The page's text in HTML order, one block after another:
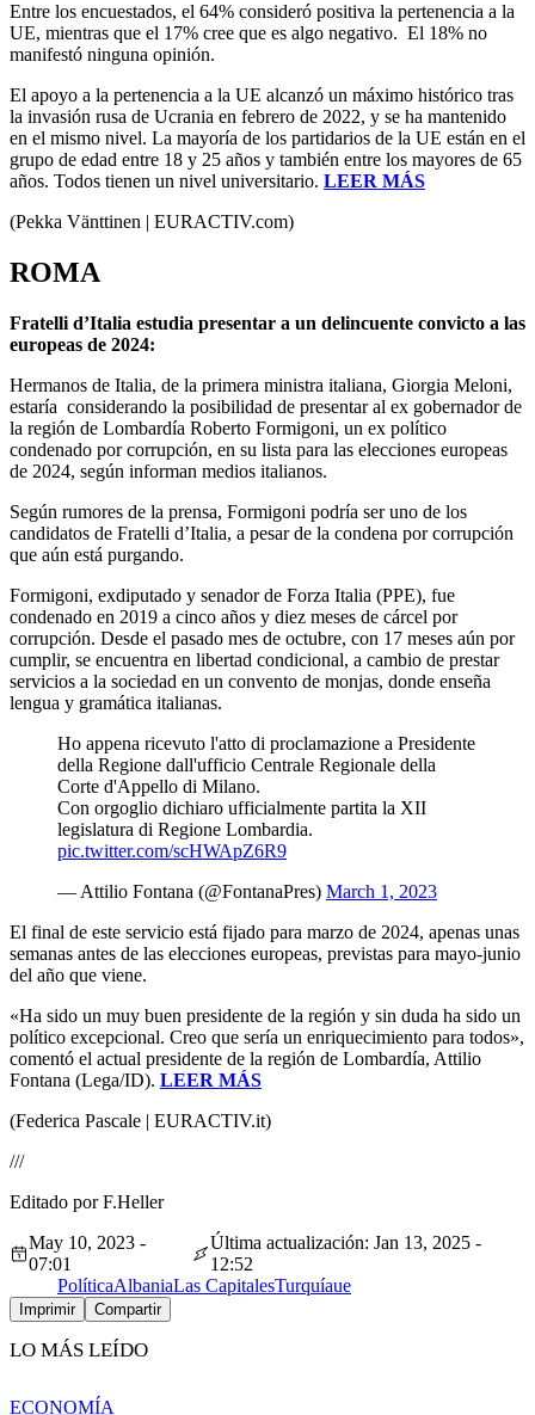
Entre los encuestados, el 64% consideró positiva la pertenencia a la
UE, mientras que el 17% cree que es algo negativo. El 18% no
manifestó ninguna opinión.
El apoyo a la pertenencia a la UE alcanzó un máximo histórico tras
la invasión rusa de Ucrania en febrero de 2022, y se ha mantenido
en el mismo nivel. La mayoría de los partidarios de la UE están en el
grupo de edad entre 18 y 25 años y también entre los mayores de 65
años. Todos tienen un nivel universitario. LEER MÁS
(Pekka Vänttinen | EURACTIV.com)
ROMA
Fratelli d’Italia estudia presentar a un delincuente convicto a las
europeas de 2024:
Hermanos de Italia, de la primera ministra italiana, Giorgia Meloni,
estaría considerando la posibilidad de presentar al ex gobernador de
la región de Lombardía Roberto Formigoni, un ex político
condenado por corrupción, en su lista para las elecciones europeas
de 2024, según informan medios italianos.
Según rumores de la prensa, Formigoni podría ser uno de los
candidatos de Fratelli d’Italia, a pesar de la condena por corrupción
que aún está purgando.
Formigoni, exdiputado y senador de Forza Italia (PPE), fue
condenado en 2019 a cinco años y diez meses de cárcel por
corrupción. Desde el pasado mes de octubre, con 17 meses aún por
cumplir, se encuentra en libertad condicional, a cambio de prestar
servicios a la sociedad en un convento de monjas, donde enseña
lengua y gramática italianas.
Ho appena ricevuto l'atto di proclamazione a Presidente
della Regione dall'ufficio Centrale Regionale della
Corte d'Appello di Milano.
Con orgoglio dichiaro ufficialmente partita la XII
legislatura di Regione Lombardia.
pic.twitter.com/scHWApZ6R9
— Attilio Fontana (@FontanaPres) March 1, 2023
El final de este servicio está fijado para marzo de 2024, apenas unas
semanas antes de las elecciones europeas, previstas para mayo-junio
del año que viene.
«Ha sido un muy buen presidente de la región y sin duda ha sido un
político excepcional. Creo que sería un enriquecimiento para todos»,
comentó el actual presidente de la región de Lombardía, Attilio
Fontana (Lega/ID). LEER MÁS
(Federica Pascale | EURACTIV.it)
///
Editado por F.Heller
May 10, 2023 -
07:01
Última actualización: Jan 13, 2025 -
12:52
PolíticaAlbaniaLas CapitalesTurquíaue
Imprimir Compartir
LO MÁS LEÍDO
ECONOMÍA